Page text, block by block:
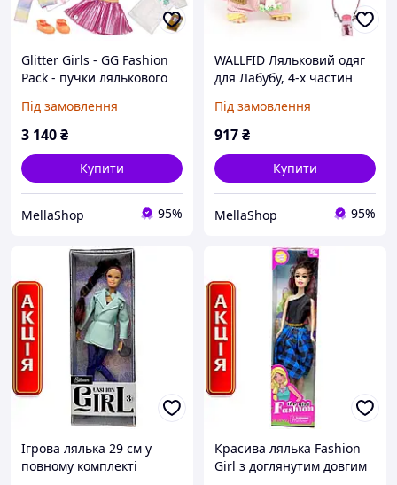
Glitter Girls - GG Fashion
Pack - пучки лялькового
3 модні вбрання - одяг та
аксесуари - веселка,
Під замовлення
3 140₴
Купити
MellaShop 95%
WALLFID Ляльковий одяг
для Лабубу, 4-х частин
17 см, модний вбрання з
капелюхом, топ, штани та
Під замовлення
917₴
Купити
MellaShop 95%
Ігрова лялька 29 см у
повному комплекті
Красива лялька Fashion
Girl з доглянутим довгим